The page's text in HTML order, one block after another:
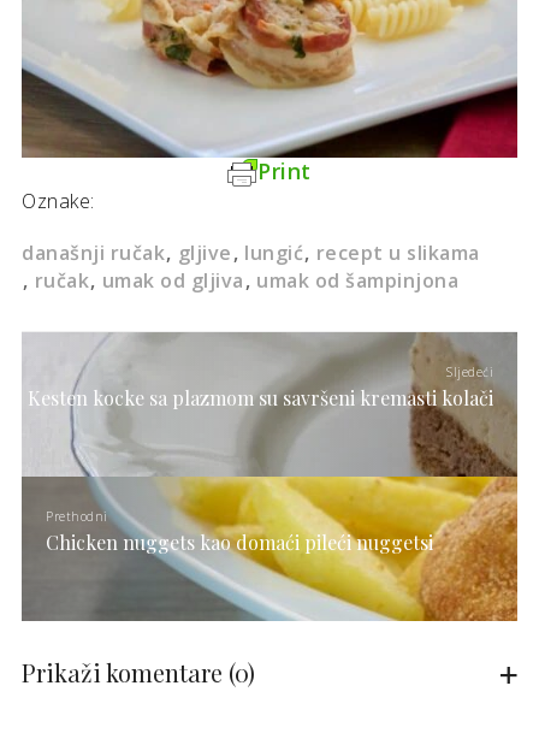
Print
Oznake:
današnji ručak gljive lungić recept u slikama
ručak umak od gljiva umak od šampinjona
Sljedeći
Kesten kocke sa plazmom su savršeni kremasti kolači
Prethodni
Chicken nuggets kao domaći pileći nuggetsi
Prikaži komentare (0)